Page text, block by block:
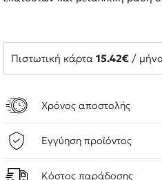
Πιστωτική κάρτα 15.42€ /
Χρόνος αποστολής
Εγγύηση προϊόντος
Κόστος παράδοσης